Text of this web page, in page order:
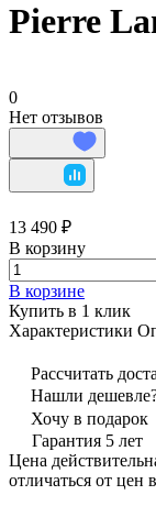
Pierre
0
Нет отзывов
13 490 ₽
В корзину
В корзине
Купить в 1 клик
Характеристики
Рассчитать
Нашли
Хочу в подарок
Гарантия 5 лет
Цена
отличаться от цен